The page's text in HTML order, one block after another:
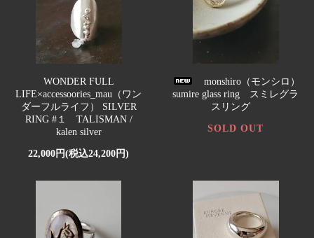
WONDER FULL
LIFE×accessoories_mau（ワン
ダーフルライフ） SILVER
RING #１ TALISMAN /
kalen silver
22,000円(税込24,200円)
monshiro（モンシロ）
sumire glass ring スミレグラ
スリング
SOLD OUT